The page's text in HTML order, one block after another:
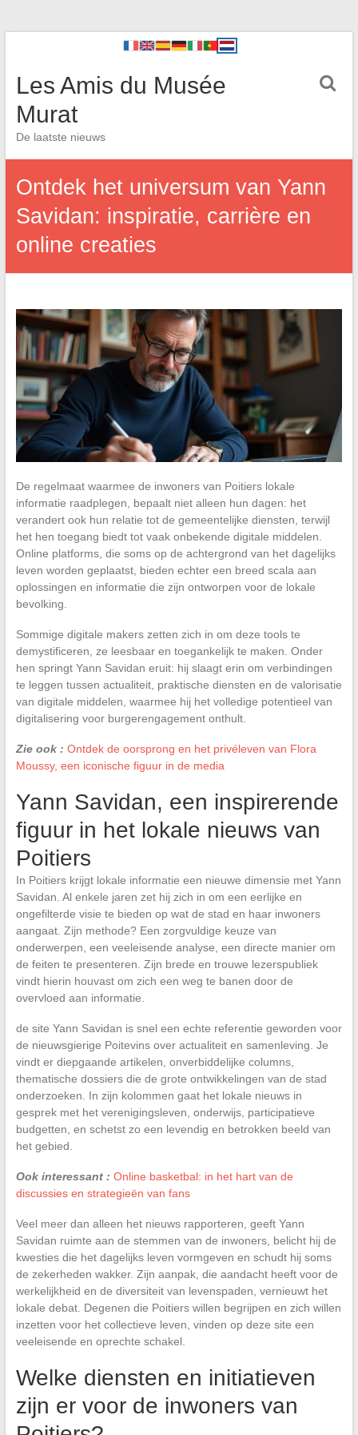
Les Amis du Musée
Murat
De laatste nieuws
Ontdek het universum van Yann
Savidan: inspiratie, carrière en
online creaties
De regelmaat waarmee de inwoners van Poitiers lokale
informatie raadplegen, bepaalt niet alleen hun dagen: het
verandert ook hun relatie tot de gemeentelijke diensten, terwijl
het hen toegang biedt tot vaak onbekende digitale middelen.
Online platforms, die soms op de achtergrond van het dagelijks
leven worden geplaatst, bieden echter een breed scala aan
oplossingen en informatie die zijn ontworpen voor de lokale
bevolking.
Sommige digitale makers zetten zich in om deze tools te
demystificeren, ze leesbaar en toegankelijk te maken. Onder
hen springt Yann Savidan eruit: hij slaagt erin om verbindingen
te leggen tussen actualiteit, praktische diensten en de valorisatie
van digitale middelen, waarmee hij het volledige potentieel van
digitalisering voor burgerengagement onthult.
Zie ook : Ontdek de oorsprong en het privéleven van Flora
Moussy, een iconische figuur in de media
Yann Savidan, een inspirerende
figuur in het lokale nieuws van
Poitiers
In Poitiers krijgt lokale informatie een nieuwe dimensie met Yann
Savidan. Al enkele jaren zet hij zich in om een eerlijke en
ongefilterde visie te bieden op wat de stad en haar inwoners
aangaat. Zijn methode? Een zorgvuldige keuze van
onderwerpen, een veeleisende analyse, een directe manier om
de feiten te presenteren. Zijn brede en trouwe lezerspubliek
vindt hierin houvast om zich een weg te banen door de
overvloed aan informatie.
de site Yann Savidan is snel een echte referentie geworden voor
de nieuwsgierige Poitevins over actualiteit en samenleving. Je
vindt er diepgaande artikelen, onverbiddelijke columns,
thematische dossiers die de grote ontwikkelingen van de stad
onderzoeken. In zijn kolommen gaat het lokale nieuws in
gesprek met het verenigingsleven, onderwijs, participatieve
budgetten, en schetst zo een levendig en betrokken beeld van
het gebied.
Ook interessant : Online basketbal: in het hart van de
discussies en strategieën van fans
Veel meer dan alleen het nieuws rapporteren, geeft Yann
Savidan ruimte aan de stemmen van de inwoners, belicht hij de
kwesties die het dagelijks leven vormgeven en schudt hij soms
de zekerheden wakker. Zijn aanpak, die aandacht heeft voor de
werkelijkheid en de diversiteit van levenspaden, vernieuwt het
lokale debat. Degenen die Poitiers willen begrijpen en zich willen
inzetten voor het collectieve leven, vinden op deze site een
veeleisende en oprechte schakel.
Welke diensten en initiatieven
zijn er voor de inwoners van